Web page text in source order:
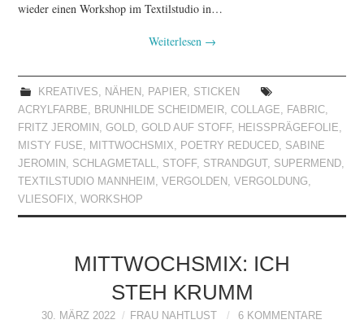
wieder einen Workshop im Textilstudio in…
Weiterlesen →
KREATIVES, NÄHEN , PAPIER, STICKEN
ACRYLFARBE, BRUNHILDE SCHEIDMEIR,COLLAGE, FABRIC,
FRITZ JEROMIN ,GOLD,GOLD AUF STOFF, HEISSPRÄGEFOLIE
,
MISTY FUSE, MITTWOCHSMIX, POETRY REDUCED, SABINE
JEROMIN , SCHLAGMETALL, STOFF, STRANDGUT , SUPERMEND,
TEXTILSTUDIO MANNHEIM ,VERGOLDEN ,VERGOLDUNG,
VLIESOFIX,WORKSHOP
MITTWOCHSMIX: ICH
STEH KRUMM
30. MÄRZ 2022 FRAU NAHTLUST 6 KOMMENTARE